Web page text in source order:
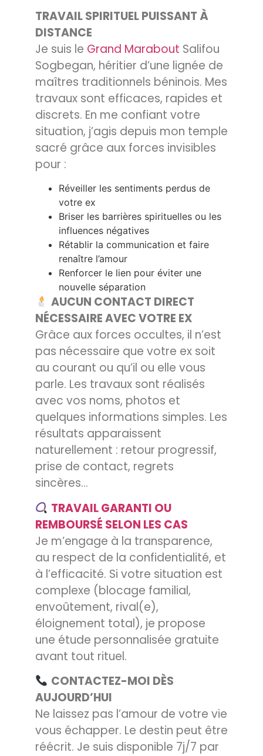
TRAVAIL SPIRITUEL PUISSANT À
DISTANCE
Je suis le Grand Marabout Salifou
Sogbegan, héritier d’une lignée de
maîtres traditionnels béninois. Mes
travaux sont efficaces, rapides et
discrets. En me confiant votre
situation, j’agis depuis mon temple
sacré grâce aux forces invisibles
pour :
Réveiller les sentiments perdus de
votre ex
Briser les barrières spirituelles ou les
influences négatives
Rétablir la communication et faire
renaître l’amour
Renforcer le lien pour éviter une
nouvelle séparation
AUCUN CONTACT DIRECT
NÉCESSAIRE AVEC VOTRE EX
Grâce aux forces occultes, il n’est
pas nécessaire que votre ex soit
au courant ou qu’il ou elle vous
parle. Les travaux sont réalisés
avec vos noms, photos et
quelques informations simples. Les
résultats apparaissent
naturellement : retour progressif,
prise de contact, regrets
sincères…
TRAVAIL GARANTI OU
REMBOURSÉ SELON LES CAS
Je m’engage à la transparence,
au respect de la confidentialité, et
à l’efficacité. Si votre situation est
complexe (blocage familial,
envoûtement, rival(e),
éloignement total), je propose
une étude personnalisée gratuite
avant tout rituel.
CONTACTEZ-MOI DÈS
AUJOURD’HUI
Ne laissez pas l’amour de votre vie
vous échapper. Le destin peut être
réécrit. Je suis disponible 7j/7 par